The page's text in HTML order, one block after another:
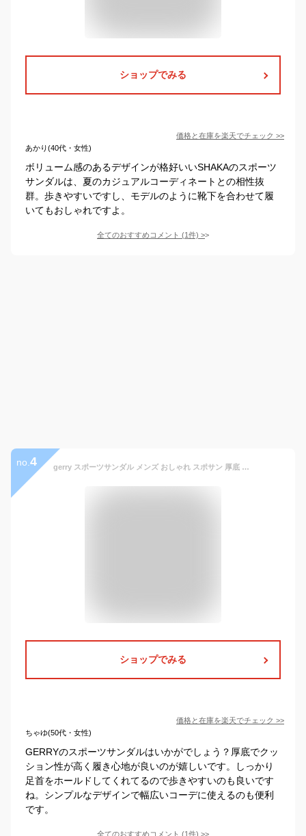
ショップでみる
価格と在庫を楽天でチェック >>
あかり(40代・女性)
ボリューム感のあるデザインが格好いいSHAKAのスポーツ
サンダルは、夏のカジュアルコーディネートとの相性抜
群。歩きやすいですし、モデルのように靴下を合わせて履
いてもおしゃれですよ。
全てのおすすめコメント (1件) >
no. 4 gerry スポーツサンダル メンズ おしゃれ スポサン 厚底 軽量 スポーツ アウトドア サンダル 歩きやすい アウトドアサンダル ブランド 厚底サンダル 軽い 黒 白 ブラック ホワイト 大人 男性 高校生 中学生 人気 ストラップ 脱げにくい 疲れにくい 靴 夏 ジェリー gr-6590
ショップでみる
価格と在庫を楽天でチェック >>
ちゃゆ(50代・女性)
GERRYのスポーツサンダルはいかがでしょう？厚底でクッ
ション性が高く履き心地が良いのが嬉しいです。しっかり
足首をホールドしてくれてるので歩きやすいのも良いです
ね。シンプルなデザインで幅広いコーデに使えるのも便利
です。
全てのおすすめコメント (1件) >